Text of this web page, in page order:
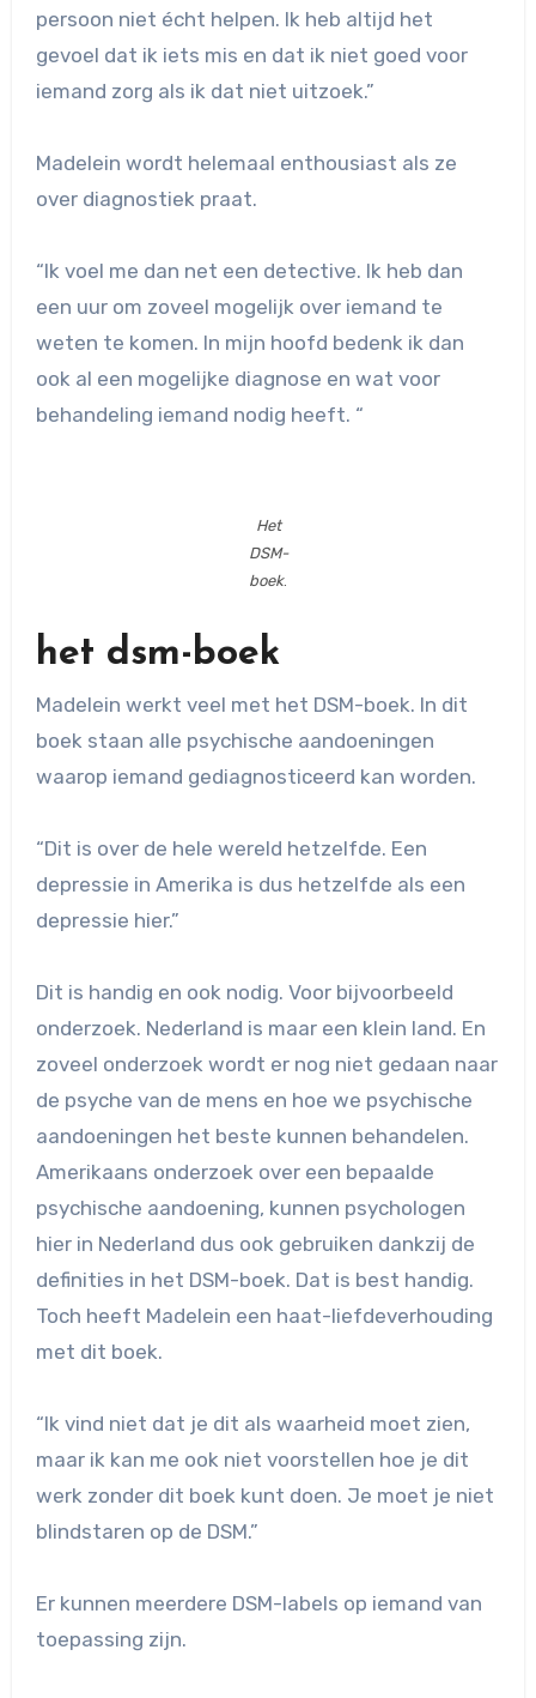
persoon niet écht helpen. Ik heb altijd het
gevoel dat ik iets mis en dat ik niet goed voor
iemand zorg als ik dat niet uitzoek.”
Madelein wordt helemaal enthousiast als ze
over diagnostiek praat.
“Ik voel me dan net een detective. Ik heb dan
een uur om zoveel mogelijk over iemand te
weten te komen. In mijn hoofd bedenk ik dan
ook al een mogelijke diagnose en wat voor
behandeling iemand nodig heeft. “
Het
DSM-
boek.
het dsm-boek
Madelein werkt veel met het DSM-boek. In dit
boek staan alle psychische aandoeningen
waarop iemand gediagnosticeerd kan worden.
“Dit is over de hele wereld hetzelfde. Een
depressie in Amerika is dus hetzelfde als een
depressie hier.”
Dit is handig en ook nodig. Voor bijvoorbeeld
onderzoek. Nederland is maar een klein land. En
zoveel onderzoek wordt er nog niet gedaan naar
de psyche van de mens en hoe we psychische
aandoeningen het beste kunnen behandelen.
Amerikaans onderzoek over een bepaalde
psychische aandoening, kunnen psychologen
hier in Nederland dus ook gebruiken dankzij de
definities in het DSM-boek. Dat is best handig.
Toch heeft Madelein een haat-liefdeverhouding
met dit boek.
“Ik vind niet dat je dit als waarheid moet zien,
maar ik kan me ook niet voorstellen hoe je dit
werk zonder dit boek kunt doen. Je moet je niet
blindstaren op de DSM.”
Er kunnen meerdere DSM-labels op iemand van
toepassing zijn.